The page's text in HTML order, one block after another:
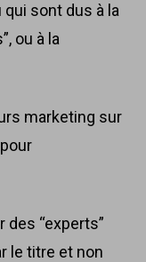
qui sont dus à la
ou à la
marketing sur
“experts”
le titre et non